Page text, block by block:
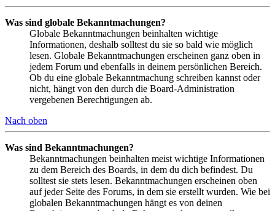
Was sind globale Bekanntmachungen?
Globale Bekanntmachungen beinhalten wichtige
Informationen, deshalb solltest du sie so bald wie möglich
lesen. Globale Bekanntmachungen erscheinen ganz oben in
jedem Forum und ebenfalls in deinem persönlichen Bereich.
Ob du eine globale Bekanntmachung schreiben kannst oder
nicht, hängt von den durch die Board-Administration
vergebenen Berechtigungen ab.
Nach oben
Was sind Bekanntmachungen?
Bekanntmachungen beinhalten meist wichtige Informationen
zu dem Bereich des Boards, in dem du dich befindest. Du
solltest sie stets lesen. Bekanntmachungen erscheinen oben
auf jeder Seite des Forums, in dem sie erstellt wurden. Wie bei
globalen Bekanntmachungen hängt es von deinen